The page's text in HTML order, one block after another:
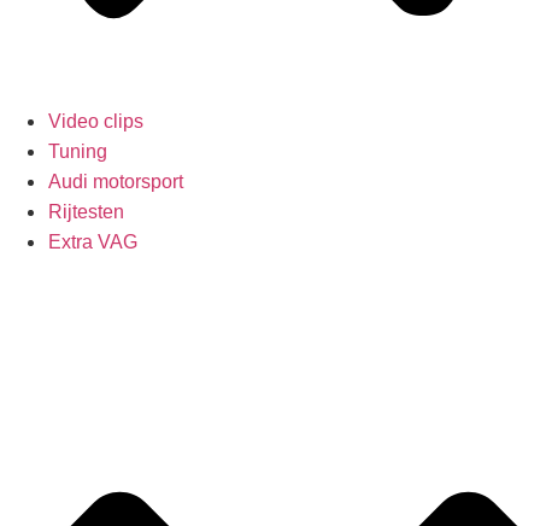
Video clips
Tuning
Audi motorsport
Rijtesten
Extra VAG